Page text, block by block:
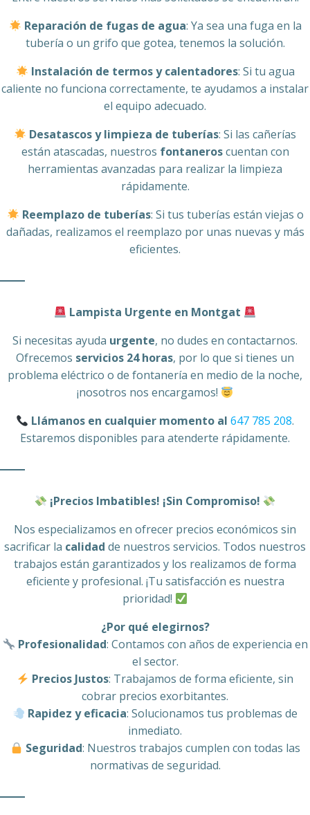
Reparación de fugas de agua: Ya sea una fuga en la
tubería o un grifo que gotea, tenemos la solución.
Instalación de termos y calentadores: Si tu agua
caliente no funciona correctamente, te ayudamos a instalar
el equipo adecuado.
Desatascos y limpieza de tuberías: Si las cañerías
están atascadas, nuestros fontaneroscuentan con
herramientas avanzadas para realizar la limpieza
rápidamente.
Reemplazo de tuberías: Si tus tuberías están viejas o
dañadas, realizamos el reemplazo por unas nuevas y más
eficientes.
Lampista Urgente en Montgat
Si necesitas ayuda urgente, no dudes en contactarnos.
Ofrecemos servicios 24 horas, por lo que si tienes un
problema eléctrico o de fontanería en medio de la noche,
¡nosotros nos encargamos!
Llámanos en cualquier momento al647 785 208.
Estaremos disponibles para atenderte rápidamente.
¡Precios Imbatibles! ¡Sin Compromiso!
Nos especializamos en ofrecer precios económicos sin
sacrificar la calidad de nuestros servicios. Todos nuestros
trabajos están garantizados y los realizamos de forma
eficiente y profesional. ¡Tu satisfacción es nuestra
prioridad!
¿Por qué elegirnos?
Profesionalidad: Contamos con años de experiencia en
el sector.
Precios Justos: Trabajamos de forma eficiente, sin
cobrar precios exorbitantes.
Rapidez y eficacia: Solucionamos tus problemas de
inmediato.
Seguridad: Nuestros trabajos cumplen con todas las
normativas de seguridad.